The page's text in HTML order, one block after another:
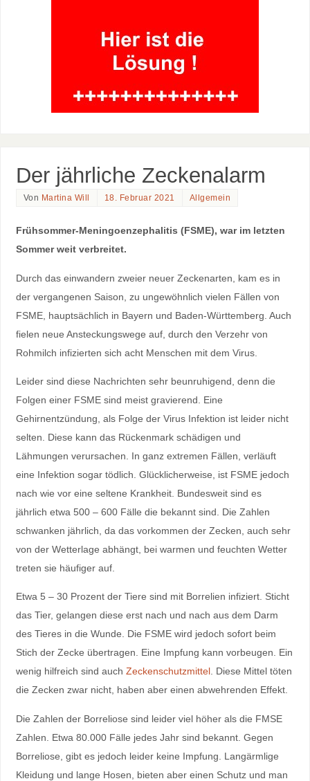
Der jährliche Zeckenalarm
Von Martina Will 18. Februar 2021 Allgemein
Frühsommer-Meningoenzephalitis (FSME), war im letzten
Sommer weit verbreitet.
Durch das einwandern zweier neuer Zeckenarten, kam es in
der vergangenen Saison, zu ungewöhnlich vielen Fällen von
FSME, hauptsächlich in Bayern und Baden-Württemberg. Auch
fielen neue Ansteckungswege auf, durch den Verzehr von
Rohmilch infizierten sich acht Menschen mit dem Virus.
Leider sind diese Nachrichten sehr beunruhigend, denn die
Folgen einer FSME sind meist gravierend. Eine
Gehirnentzündung, als Folge der Virus Infektion ist leider nicht
selten. Diese kann das Rückenmark schädigen und
Lähmungen verursachen. In ganz extremen Fällen, verläuft
eine Infektion sogar tödlich. Glücklicherweise, ist FSME jedoch
nach wie vor eine seltene Krankheit. Bundesweit sind es
jährlich etwa 500 – 600 Fälle die bekannt sind. Die Zahlen
schwanken jährlich, da das vorkommen der Zecken, auch sehr
von der Wetterlage abhängt, bei warmen und feuchten Wetter
treten sie häufiger auf.
Etwa 5 – 30 Prozent der Tiere sind mit Borrelien infiziert. Sticht
das Tier, gelangen diese erst nach und nach aus dem Darm
des Tieres in die Wunde. Die FSME wird jedoch sofort beim
Stich der Zecke übertragen. Eine Impfung kann vorbeugen. Ein
wenig hilfreich sind auch Zeckenschutzmittel. Diese Mittel töten
die Zecken zwar nicht, haben aber einen abwehrenden Effekt.
Die Zahlen der Borreliose sind leider viel höher als die FMSE
Zahlen. Etwa 80.000 Fälle jedes Jahr sind bekannt. Gegen
Borreliose, gibt es jedoch leider keine Impfung. Langärmlige
Kleidung und lange Hosen, bieten aber einen Schutz und man